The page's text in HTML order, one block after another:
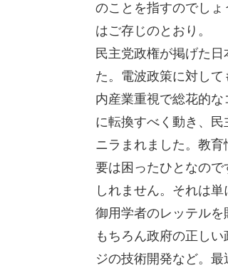
のことを指すのでし
はご存じのとおり。
民主党政権が掲げた
た。電波政策に対し
内産業重視で総花的
に転換すべく動き、
ニラまれました。教育
要は困ったひとなの
しれません。それは単
御用学者のレッテルを
もちろん政府の正し
ジの技術開発など。